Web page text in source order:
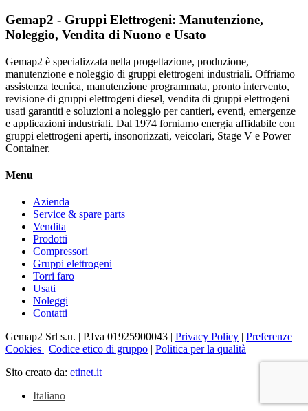
Gemap2 - Gruppi Elettrogeni: Manutenzione,
Noleggio, Vendita di Nuono e Usato
Gemap2 è specializzata nella progettazione, produzione,
manutenzione e noleggio di gruppi elettrogeni industriali. Offriamo
assistenza tecnica, manutenzione programmata, pronto intervento,
revisione di gruppi elettrogeni diesel, vendita di gruppi elettrogeni
usati garantiti e soluzioni a noleggio per cantieri, eventi, emergenze
e applicazioni industriali. Dal 1974 forniamo energia affidabile con
gruppi elettrogeni aperti, insonorizzati, veicolari, Stage V e Power
Container.
Menu
Azienda
Service & spare parts
Vendita
Prodotti
Compressori
Gruppi elettrogeni
Torri faro
Usati
Noleggi
Contatti
Gemap2 Srl s.u. | P.Iva 01925900043 | Privacy Policy | Preferenze
Cookies | Codice etico di gruppo | Politica per la qualità
Sito creato da: etinet.it
Italiano